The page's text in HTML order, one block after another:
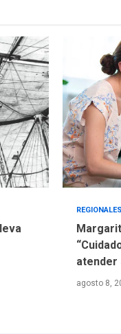
REGIONALES
atender
agosto 8,